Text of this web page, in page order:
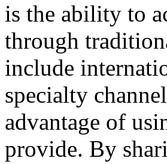
is the ability to
through
include
specialty
advantage of
provide. By